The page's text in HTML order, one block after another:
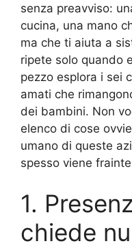
senza preavviso:
cucina, una mano
ma che ti aiuta a
ripete solo quando
pezzo esplora i sei
amati che
dei bambini. Non
elenco di cose
umano di queste
spesso viene
1.
chiede